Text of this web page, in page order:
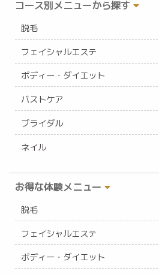
コース別メニューから探す
脱毛
フェイシャルエステ
ボディー・ダイエット
バストケア
ブライダル
ネイル
お得な体験メニュー
脱毛
フェイシャルエステ
ボディー・ダイエット